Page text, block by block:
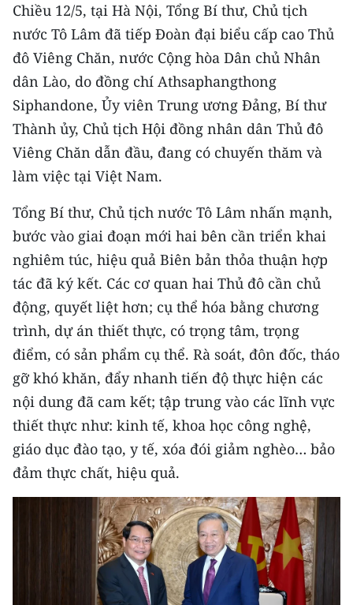
РУССКИЙ
ESPAÑOL
한국어
Chiều 12/5, tại Hà Nội, Tổng Bí thư, Chủ tịch
nước Tô Lâm đã tiếp Đoàn đại biểu cấp cao Thủ
đô Viêng Chăn, nước Cộng hòa Dân chủ Nhân
dân Lào, do đồng chí Athsaphangthong
Siphandone, Ủy viên Trung ương Đảng, Bí thư
Thành ủy, Chủ tịch Hội đồng nhân dân Thủ đô
Viêng Chăn dẫn đầu, đang có chuyến thăm và
làm việc tại Việt Nam.
Tổng Bí thư, Chủ tịch nước Tô Lâm nhấn mạnh,
bước vào giai đoạn mới hai bên cần triển khai
nghiêm túc, hiệu quả Biên bản thỏa thuận hợp
tác đã ký kết. Các cơ quan hai Thủ đô cần chủ
động, quyết liệt hơn; cụ thể hóa bằng chương
trình, dự án thiết thực, có trọng tâm, trọng
điểm, có sản phẩm cụ thể. Rà soát, đôn đốc, tháo
gỡ khó khăn, đẩy nhanh tiến độ thực hiện các
nội dung đã cam kết; tập trung vào các lĩnh vực
thiết thực như: kinh tế, khoa học công nghệ,
giáo dục đào tạo, y tế, xóa đói giảm nghèo… bảo
đảm thực chất, hiệu quả.